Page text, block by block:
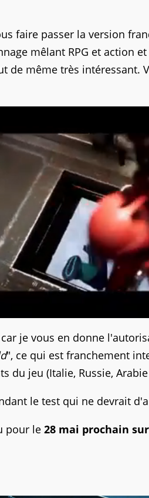
faire passer la version
mêlant RPG et action
de même très intéressant.
je vous en donne
", ce qui est franchement
du jeu (Italie, Russie,
le test qui ne devrait
pour le 28 mai prochain sur